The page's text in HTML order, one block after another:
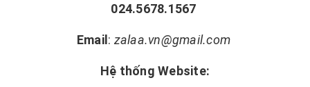
024.5678.1567
Email: zalaa.vn@gmail.com
Hệ thống Website: